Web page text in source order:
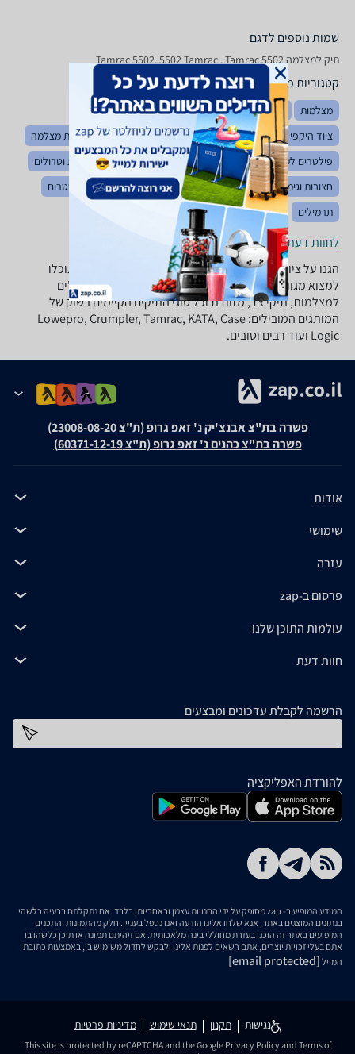
שמות נוספים לדגם
תיק למצלמה Tamrac 5502, 5502 Tamrac , Tamrac 5502
קטגוריות משלימות
מצלמות גריפים למצלמות
הדפסת תמונות דיגיטליות
ציוד היקפי לצילום
סוללות למצלמות מצלמות וידאו
עדשות מצלמה
פילטרים לעדשות
מגני שמש לעדשות רקעי צילום
מזוודות וטרולים
חצובות וגימבלים
אביזרים למצלמות אקסטרים
מצלמות אקסטרים
תרמילים
לחוות דעת ופרטי החנויות
הגנו על ציוד הצילום היקר שלכם! ב-zap השוואת מחירים תוכלו
למצוא מגוון רחב של תיקים למצלמות סטילס ווידיאו, פאוצ'ים
למצלמות, תיקי צד, מזוודת וכל סוגי התיקים הקיימים בשוק של
המותגים המובילים: Lowepro, Crumpler, Tamrac, KATA, Case
Logic ועוד רבים וטובים.
פשרה בת"צ אבנצ'יק נ' זאפ גרופ (ת"צ 23008-08-20)
פשרה בת"צ כהנים נ' זאפ גרופ (ת"צ 60371-12-19)
אודות
שימושי
עזרה
פרסום ב-zap
עולמות התוכן שלנו
חוות דעת
הרשמה לקבלת עדכונים ומבצעים
להורדת האפליקציה
המידע המופיע ב- zap מסופק על ידי החנויות עצמן ובאחריותן בלבד. אם נתקלתם בבעיה כלשהי
בנתונים המוצגים באתר, אנא שלחו אלינו הודעה ואנו נטפל בעניין. חלק מהתמונות והתכנים
המופיעים באתר זה הוכנו בעזרת מחוללי בינה מלאכותית. אם זיהיתם תמונה או תוכן כלשהו בו
אתם בעלי זכויות יוצרים, אתם רשאים לפנות אלינו ולבקש לחדול משימוש בו, באמצעות כתובת
המייל [email protected]
נגישות תקנון תנאי שימוש מדיניות פרטיות
This site is protected by reCAPTCHA and the Google Privacy Policyand Terms of